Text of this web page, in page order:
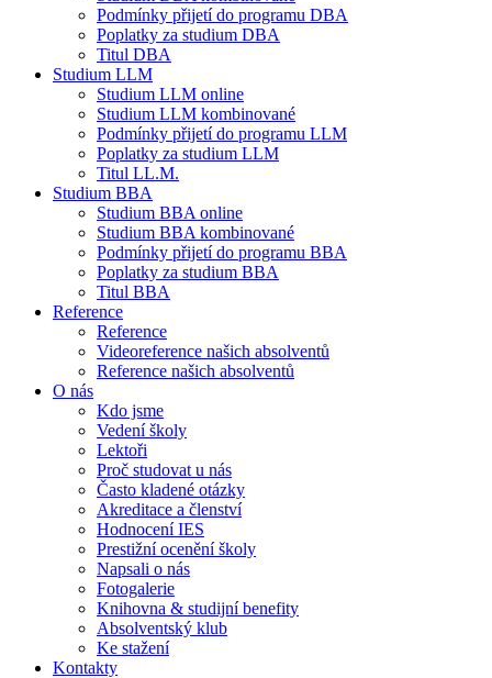
Podmínky přijetí do programu DBA
Poplatky za studium DBA
Titul DBA
Studium LLM
Studium LLM online
Studium LLM kombinované
Podmínky přijetí do programu LLM
Poplatky za studium LLM
Titul LL.M.
Studium BBA
Studium BBA online
Studium BBA kombinované
Podmínky přijetí do programu BBA
Poplatky za studium BBA
Titul BBA
Reference
Reference
Videoreference našich absolventů
Reference našich absolventů
O nás
Kdo jsme
Vedení školy
Lektoři
Proč studovat u nás
Často kladené otázky
Akreditace a členství
Hodnocení IES
Prestižní ocenění školy
Napsali o nás
Fotogalerie
Knihovna & studijní benefity
Absolventský klub
Ke stažení
Kontakty